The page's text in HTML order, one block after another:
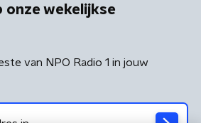
onze wekelijkse
van NPO Radio 1 in jouw